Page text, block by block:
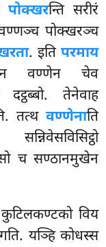
पोक्खरन्ति सरीरं
पोक्खरञ्च
. इति परमाय
वण्णेन चेव
दट्ठब्बो. तेनेवाह
तत्थ वण्णेनाति
सो च सण्ठानमुखेन
विय
यञ्हि कोधस्स